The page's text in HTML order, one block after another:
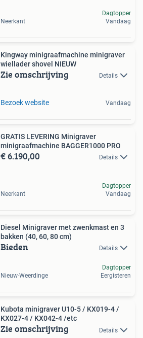
Neerkant
Dagtopper
Vandaag
Kingway minigraafmachine minigraver
wiellader shovel NIEUW
Zie omschrijving Details
Bezoek website Vandaag
GRATIS LEVERING Minigraver
minigraafmachine BAGGER1000 PRO
€ 6.190,00 Details
Neerkant
Dagtopper
Vandaag
Diesel Minigraver met zwenkmast en 3
bakken (40, 60, 80 cm)
Bieden Details
Nieuw-Weerdinge
Dagtopper
Eergisteren
Kubota minigraver U10-5 / KX019-4 /
KX027-4 / KX042-4 /etc
Zie omschrijving Details